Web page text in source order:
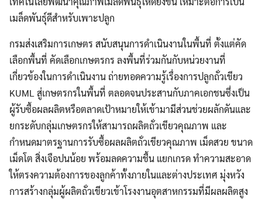
Search
for:
Search
เมล็ดพันธุ์ดีสำหรับเพาะปลูก
กรมส่งเสริมการเกษตร สนับสนุนการดำเนินงานในพื้นที่ ตั้งแต่คัด
เลือกพื้นที่ คัดเลือกเกษตรกร ลงพื้นที่ร่วมกันกับหน่วยงานที่
เกี่ยวข้องในการดำเนินงาน ถ่ายทอดความรู้เรื่องการปลูกถั่วเขียว
KUML สู่เกษตรกรในพื้นที่ ตลอดจนประสานกับภาคเอกชนซึ่งเป็น
ผู้รับซื้อผลผลิตหรือตลาดเป้าหมายให้เข้ามามีส่วนช่วยผลักดันและ
ยกระดับกลุ่มเกษตรกรให้สามารถผลิตถั่วเขียวคุณภาพ และ
กำหนดมาตรฐานการรับซื้อผลผลิตถั่วเขียวคุณภาพ เม็ดสวย ขนาด
เม็ดโต สิ่งเจือปนน้อย พร้อมลดความชื้น แยกเกรด ทำความสะอาด
ให้ตรงความต้องการของลูกค้าทั้งภายในและต่างประเทศ มุ่งหวัง
การสร้างกลุ่มผู้ผลิตถั่วเขียวเข้าโรงงานอุตสาหกรรมที่มีผลผลิตสูง